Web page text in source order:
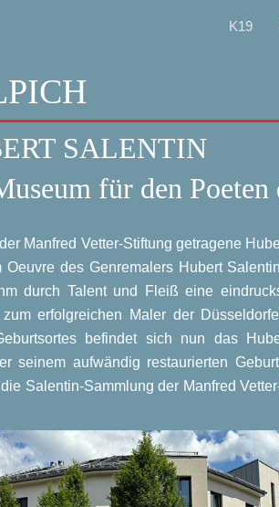
K19
SALENTIN
für den
Man­fred Vet­ter-Stif­tung getra­ge­ne
Oeu­vre des Gen­re­ma­lers Hubert
durch Talent und Fleiß eine
erfolg­rei­chen Maler der
befin­det sich nun das
sei­nem auf­wän­dig restau­rier­ten
Salen­tin-Samm­lung der Man­fred